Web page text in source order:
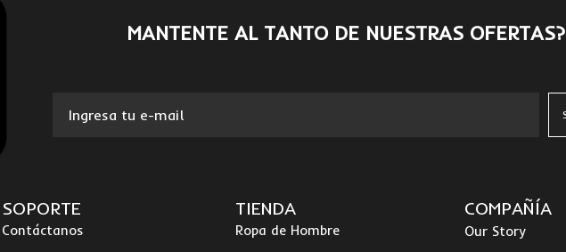
MANTENTE AL TANTO DE NUESTRAS OFERTAS?
SOPORTE
Contáctanos
TIENDA
Ropa de Hombre
COMPAÑÍA
Our Story